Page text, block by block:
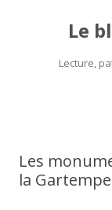
Le
Lecture,
Les
la